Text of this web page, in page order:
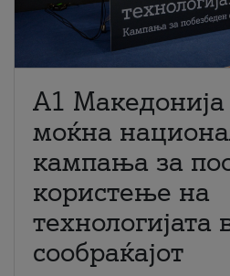
A1
моќна
кампања за
користење на
технологијата
сообраќајот